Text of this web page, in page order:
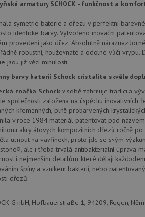
armatury SCHOCK - funkčnost a
symetrie baterie a dřezu v perfektní
identické barvy. Vytvořeno inovační
provedení jako dřez. Absolutně
robustní, houževnaté a odolné vůči vrypu.
jsou již věcí minulosti.
barvy baterií Schock cristalite skvěle
značka Schock v sobě zahrnuje tradici a
společnosti založena na úspěchu inovativních
křemenných, plně probarvených
v roce 1984 materiál patentovat pod
akrylátových kompozitních dřezů ročně
usnout na vavřínech, proto jde se svým
ale i třeba trvalá antibakteriální úprava
i nejmenším detailům, které dělají
špíny a vznikem bakterií, nebo
dřezů.
GmbH, Hofbauerstraße 1, 94209, Regen,
dny
.schock-
drezy.cz
4 týdny 2
.doubleclick.net
Google LLC
.youtube.com
Zavřením
prohlížeče
Google LLC
.schock-
drezy.cz
3 měsíce
.youtube.com
6 měsíců